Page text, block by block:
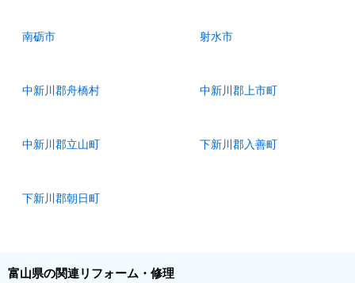
南砺市 射水市
中新川郡舟橋村 中新川郡上市町
中新川郡立山町 下新川郡入善町
下新川郡朝日町
富山県の関連リフォーム・修理